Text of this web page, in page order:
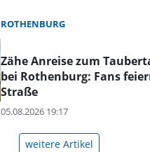
ROTHENBURG
Zähe Anreise zum
bei Rothenburg: Fans
Straße
05.08.2026 19:17
weitere Artikel